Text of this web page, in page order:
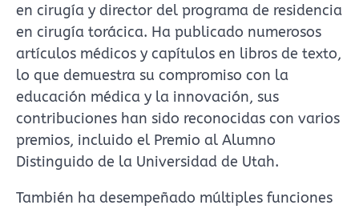
en cirugía y director del programa de residencia
en cirugía torácica. Ha publicado numerosos
artículos médicos y capítulos en libros de texto,
lo que demuestra su compromiso con la
educación médica y la innovación, sus
contribuciones han sido reconocidas con varios
premios, incluido el Premio al Alumno
Distinguido de la Universidad de Utah.
También ha desempeñado múltiples funciones